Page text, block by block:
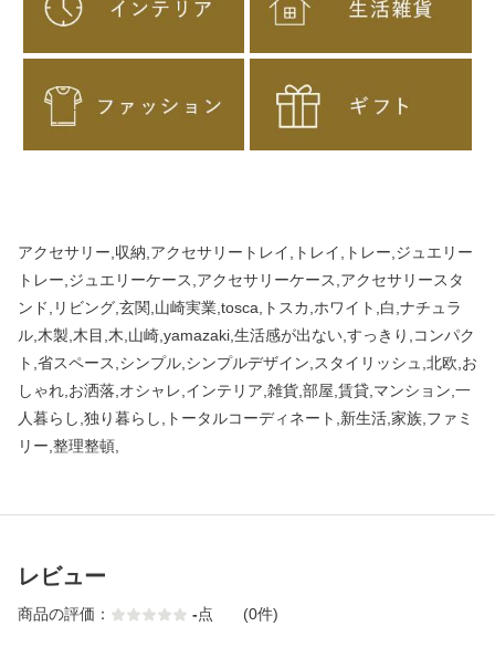
アクセサリー,収納,アクセサリートレイ,トレイ,トレー,ジュエリー
トレー,ジュエリーケース,アクセサリーケース,アクセサリースタ
ンド,リビング,玄関,山崎実業,tosca,トスカ,ホワイト,白,ナチュラ
ル,木製,木目,木,山崎,yamazaki,生活感が出ない,すっきり,コンパク
ト,省スペース,シンプル,シンプルデザイン,スタイリッシュ,北欧,お
しゃれ,お洒落,オシャレ,インテリア,雑貨,部屋,賃貸,マンション,一
人暮らし,独り暮らし,トータルコーディネート,新生活,家族,ファミ
リー,整理整頓,
レビュー
商品の評価： -点 (0件)